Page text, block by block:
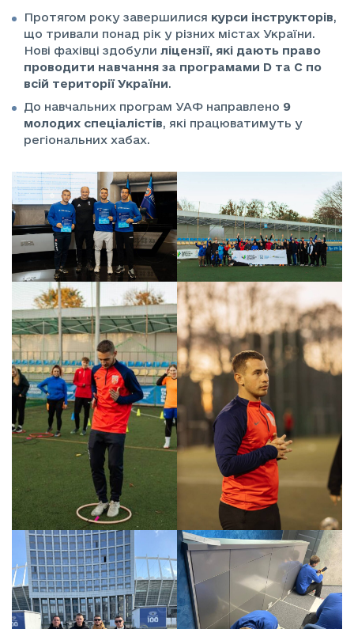
Протягом року завершилися курси інструкторів,
що тривали понад рік у різних містах України.
Нові фахівці здобули ліцензії, які дають право
проводити навчання за програмами D та C по
всій території України.
До навчальних програм УАФ направлено 9
молодих спеціалістів, які працюватимуть у
регіональних хабах.